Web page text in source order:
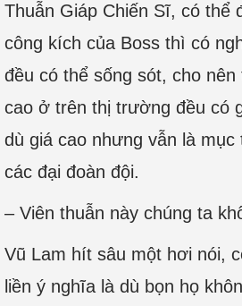
Thuẫn Giáp Chiến Sĩ, có thể
công kích của Boss thì có
đều có thể sống sót, cho
cao ở trên thị trường đều có
dù giá cao nhưng vẫn là
các đại đoàn đội.
– Viên thuẫn này chúng ta
Vũ Lam hít sâu một hơi nói,
liền ý nghĩa là dù bọn họ